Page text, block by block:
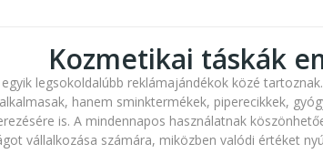
Kozmetikai táskák
legsokoldalúbb reklámajándékok közé
hanem sminktermékek, piperecikkek,
is. A mindennapos használatnak
vállalkozása számára, miközben valódi értéket